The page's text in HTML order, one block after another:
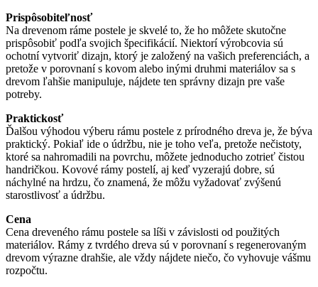
Prispôsobiteľnosť
Na drevenom ráme postele je skvelé to, že ho môžete skutočne
prispôsobiť podľa svojich špecifikácií. Niektorí výrobcovia sú
ochotní vytvoriť dizajn, ktorý je založený na vašich preferenciách, a
pretože v porovnaní s kovom alebo inými druhmi materiálov sa s
drevom ľahšie manipuluje, nájdete ten správny dizajn pre vaše
potreby.
Praktickosť
Ďalšou výhodou výberu rámu postele z prírodného dreva je, že býva
praktický. Pokiaľ ide o údržbu, nie je toho veľa, pretože nečistoty,
ktoré sa nahromadili na povrchu, môžete jednoducho zotrieť čistou
handričkou. Kovové rámy postelí, aj keď vyzerajú dobre, sú
náchylné na hrdzu, čo znamená, že môžu vyžadovať zvýšenú
starostlivosť a údržbu.
Cena
Cena dreveného rámu postele sa líši v závislosti od použitých
materiálov. Rámy z tvrdého dreva sú v porovnaní s regenerovaným
drevom výrazne drahšie, ale vždy nájdete niečo, čo vyhovuje vášmu
rozpočtu.